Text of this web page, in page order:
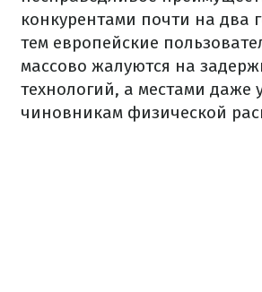
конкурентами почти на два
тем европейские
массово жалуются на
технологий, а местами даже
чиновникам физической